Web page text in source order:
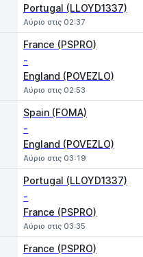
Portugal (LLOYD1337)
Αύριο στις 02:37
France (PSPRO)
-
England (POVEZLO)
Αύριο στις 02:53
Spain (FOMA)
-
England (POVEZLO)
Αύριο στις 03:19
Portugal (LLOYD1337)
-
France (PSPRO)
Αύριο στις 03:35
France (PSPRO)